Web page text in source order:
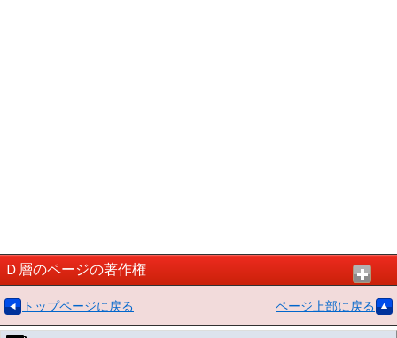
Ｄ層のページの著作権
トップページに戻る ページ上部に戻る